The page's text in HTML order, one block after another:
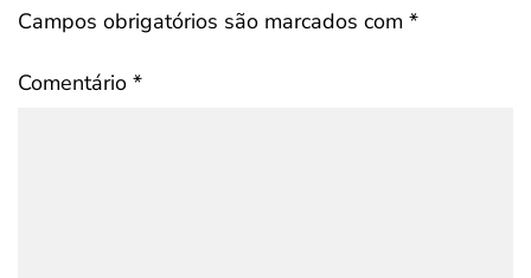
Campos obrigatórios são marcados com *
Comentário *